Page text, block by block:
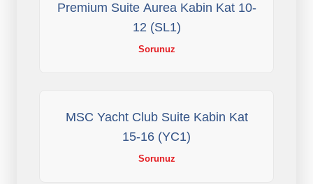
Premium Suite Aurea Kabin Kat 10-
12 (SL1)
Sorunuz
MSC Yacht Club Suite Kabin Kat
15-16 (YC1)
Sorunuz